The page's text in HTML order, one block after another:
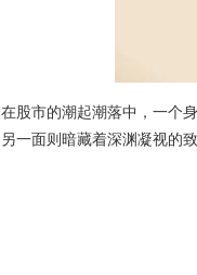
在股市的潮起潮落中，一个
另一面则暗藏着深渊凝视的